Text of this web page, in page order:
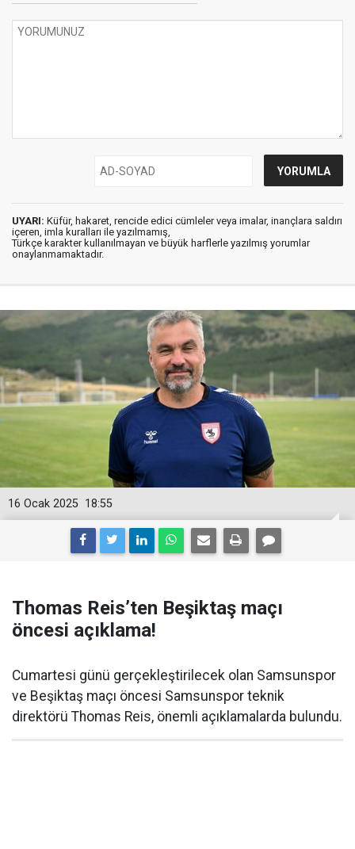
UYARI: Küfür, hakaret, rencide edici cümleler veya imalar, inançlara saldırı
içeren, imla kuralları ile yazılmamış,
Türkçe karakter kullanılmayan ve büyük harflerle yazılmış yorumlar
onaylanmamaktadır.
18:55
16 Ocak 2025
Thomas Reis’ten Beşiktaş maçı
öncesi açıklama!
Cumartesi günü gerçekleştirilecek olan Samsunspor
ve Beşiktaş maçı öncesi Samsunspor teknik
direktörü Thomas Reis, önemli açıklamalarda bulundu.